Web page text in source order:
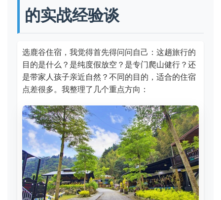
的实战经验谈
选鹿谷住宿，我觉得首先得问问自己：这趟旅行的
目的是什么？是纯度假放空？是专门爬山健行？还
是带家人孩子亲近自然？不同的目的，适合的住宿
点差很多。我整理了几个重点方向：